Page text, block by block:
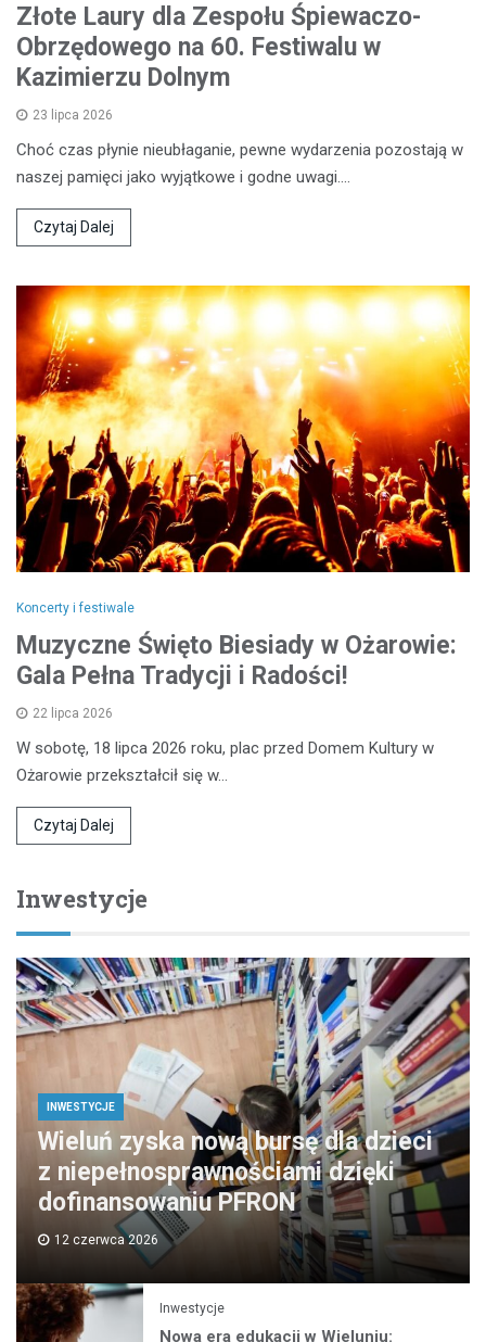
Złote Laury dla Zespołu Śpiewaczo-
Obrzędowego na 60. Festiwalu w
Kazimierzu Dolnym
23 lipca 2026
Choć czas płynie nieubłaganie, pewne wydarzenia pozostają w
naszej pamięci jako wyjątkowe i godne uwagi.…
Czytaj Dalej
Koncerty i festiwale
Muzyczne Święto Biesiady w Ożarowie:
Gala Pełna Tradycji i Radości!
22 lipca 2026
W sobotę, 18 lipca 2026 roku, plac przed Domem Kultury w
Ożarowie przekształcił się w…
Czytaj Dalej
Inwestycje
INWESTYCJE
Wieluń zyska nową bursę dla dzieci
z niepełnosprawnościami dzięki
dofinansowaniu PFRON
12 czerwca 2026
Inwestycje
Nowa era edukacji w Wieluniu: